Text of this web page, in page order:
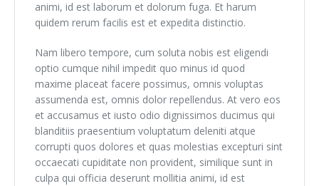
animi, id est laborum et dolorum fuga. Et harum
quidem rerum facilis est et expedita distinctio.
Nam libero tempore, cum soluta nobis est eligendi
optio cumque nihil impedit quo minus id quod
maxime placeat facere possimus, omnis voluptas
assumenda est, omnis dolor repellendus. At vero eos
et accusamus et iusto odio dignissimos ducimus qui
blanditiis praesentium voluptatum deleniti atque
corrupti quos dolores et quas molestias excepturi sint
occaecati cupiditate non provident, similique sunt in
culpa qui officia deserunt mollitia animi, id est